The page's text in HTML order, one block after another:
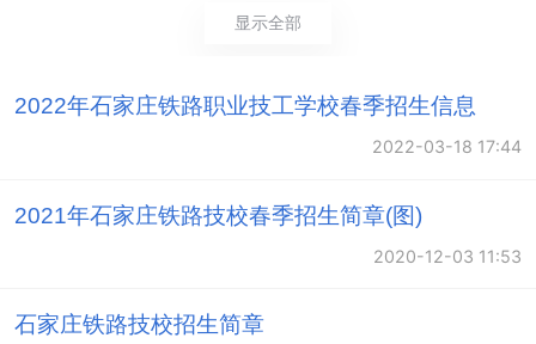
学校坚持以人、能力为重、全面发展的育人理念，以高
干教师的示范带动作用，不断更新教学内容，改革教学
成了“面向市场、厂校共建、校企合作”的办学格局。近年
作关系，实现了资源共享和合作共赢，为学生就业开辟
显示全部
2022年石家庄铁路职业技工学校春季招生信息
2022-03-18 17:44
2021年石家庄铁路技校春季招生简章(图)
2020-12-03 11:53
石家庄铁路技校招生简章